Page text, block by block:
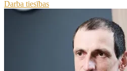
Darba tiesības